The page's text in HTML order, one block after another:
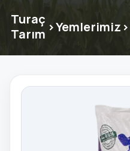
Turaç
Tarım >Yemlerimiz>